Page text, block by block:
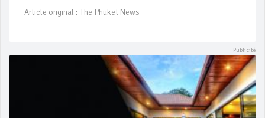
Article original : The Phuket News